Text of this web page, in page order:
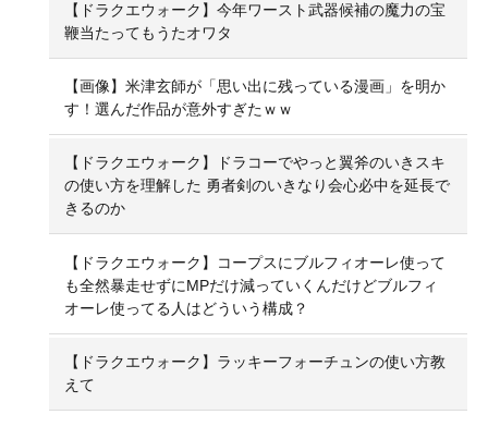
【ドラクエウォーク】今年ワースト武器候補の魔力の宝
鞭当たってもうたオワタ
【画像】米津玄師が「思い出に残っている漫画」を明か
す！選んだ作品が意外すぎたｗｗ
【ドラクエウォーク】ドラコーでやっと翼斧のいきスキ
の使い方を理解した 勇者剣のいきなり会心必中を延長で
きるのか
【ドラクエウォーク】コープスにブルフィオーレ使って
も全然暴走せずにMPだけ減っていくんだけどブルフィ
オーレ使ってる人はどういう構成？
【ドラクエウォーク】ラッキーフォーチュンの使い方教
えて